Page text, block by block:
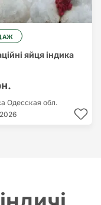
яйця індика
Одесская обл.